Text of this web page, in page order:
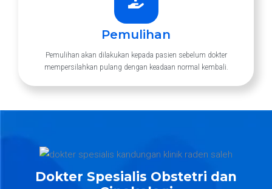
Pemulihan
Pemulihan akan dilakukan kepada pasien sebelum dokter
mempersilahkan pulang dengan keadaan normal kembali.
Dokter Spesialis Obstetri dan